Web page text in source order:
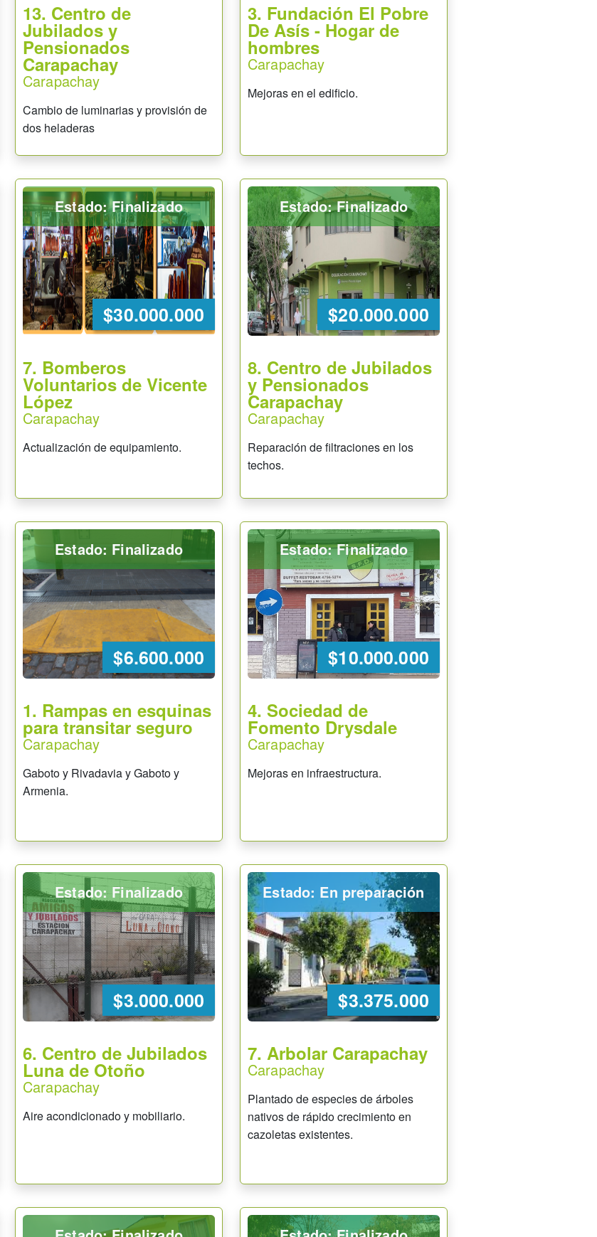
13. Centro de
Jubilados y
Pensionados
Carapachay
Carapachay
Cambio de luminarias y provisión de
dos heladeras
3. Fundación El Pobre
De Asís - Hogar de
hombres
Carapachay
Mejoras en el edificio.
Estado: Finalizado
$30.000.000
7. Bomberos
Voluntarios de Vicente
López
Carapachay
Actualización de equipamiento.
Estado: Finalizado
$20.000.000
8. Centro de Jubilados
y Pensionados
Carapachay
Carapachay
Reparación de filtraciones en los
techos.
Estado: Finalizado
$6.600.000
1. Rampas en esquinas
para transitar seguro
Carapachay
Gaboto y Rivadavia y Gaboto y
Armenia.
Estado: Finalizado
$10.000.000
4. Sociedad de
Fomento Drysdale
Carapachay
Mejoras en infraestructura.
Estado: Finalizado
$3.000.000
6. Centro de Jubilados
Luna de Otoño
Carapachay
Aire acondicionado y mobiliario.
Estado: En preparación
$3.375.000
7. Arbolar Carapachay
Carapachay
Plantado de especies de árboles
nativos de rápido crecimiento en
cazoletas existentes.